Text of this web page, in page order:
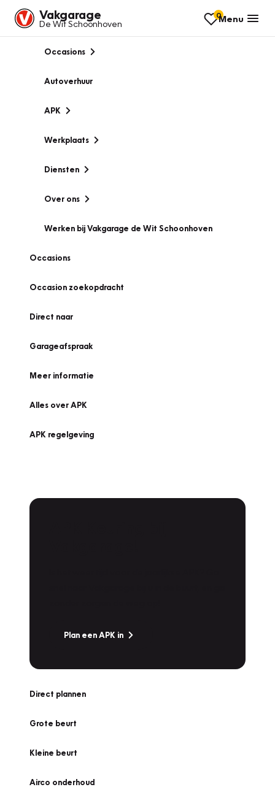
Vakgarage
De Wit Schoonhoven
0Menu
Occasions
Autoverhuur
APK
Werkplaats
Diensten
Over ons
Werken bij Vakgarage de Wit Schoonhoven
Occasions
Occasion zoekopdracht
Direct naar
Garageafspraak
Meer informatie
Alles over APK
APK regelgeving
Plan een APK in
Direct plannen
Grote beurt
Kleine beurt
Airco onderhoud